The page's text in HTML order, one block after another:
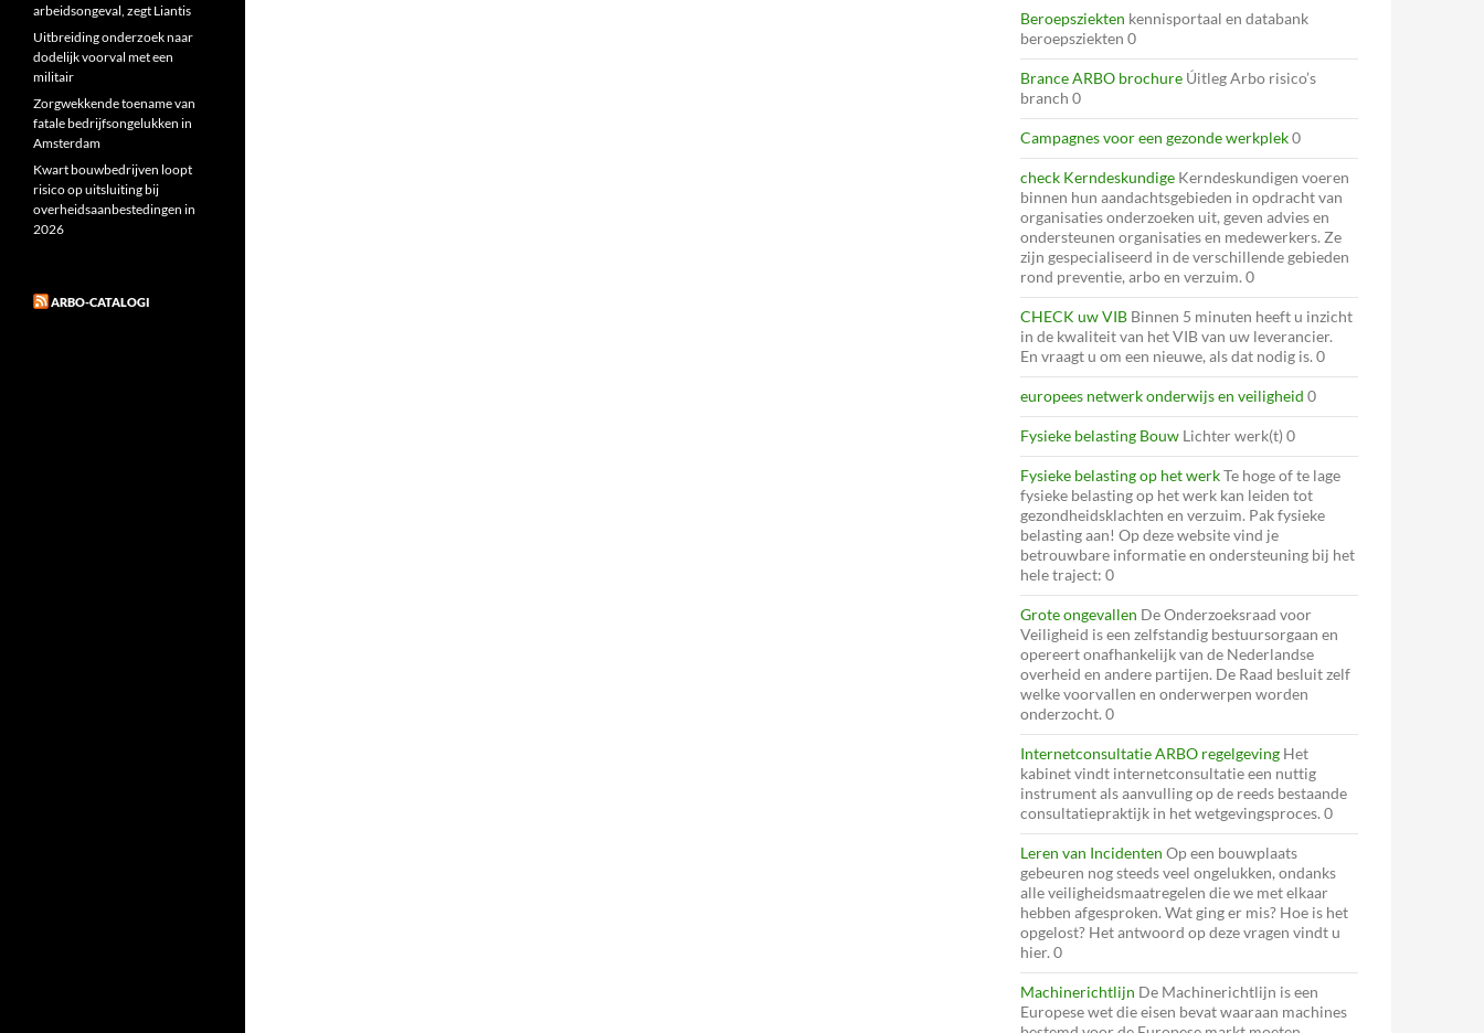
Beroepsziekten kennisportaal en databank
beroepsziekten 0
Brance ARBO brochure Úitleg Arbo risico’s
branch 0
Campagnes voor een gezonde werkplek0
check Kerndeskundige Kerndeskundigen voeren
binnen hun aandachtsgebieden in opdracht van
organisaties onderzoeken uit, geven advies en
ondersteunen organisaties en medewerkers. Ze
zijn gespecialiseerd in de verschillende gebieden
rond preventie, arbo en verzuim. 0
CHECK uw VIB Binnen 5 minuten heeft u inzicht
in de kwaliteit van het VIB van uw leverancier.
En vraagt u om een nieuwe, als dat nodig is. 0
europees netwerk onderwijs en veiligheid 0
Fysieke belasting Bouw Lichter werk(t) 0
Fysieke belasting op het werkTe hoge of te lage
fysieke belasting op het werk kan leiden tot
gezondheidsklachten en verzuim. Pak fysieke
belasting aan! Op deze website vind je
betrouwbare informatie en ondersteuning bij het
hele traject: 0
Grote ongevallen De Onderzoeksraad voor
Veiligheid is een zelfstandig bestuursorgaan en
opereert onafhankelijk van de Nederlandse
overheid en andere partijen. De Raad besluit zelf
welke voorvallen en onderwerpen worden
onderzocht. 0
Internetconsultatie ARBO regelgeving Het
kabinet vindt internetconsultatie een nuttig
instrument als aanvulling op de reeds bestaande
consultatiepraktijk in het wetgevingsproces. 0
Leren van Incidenten Op een bouwplaats
gebeuren nog steeds veel ongelukken, ondanks
alle veiligheidsmaatregelen die we met elkaar
hebben afgesproken. Wat ging er mis? Hoe is het
opgelost? Het antwoord op deze vragen vindt u
hier. 0
Machinerichtlijn De Machinerichtlijn is een
Europese wet die eisen bevat waaraan machines
arbeidsongeval, zegt Liantis
Uitbreiding onderzoek naar
dodelijk voorval met een
militair
Zorgwekkende toename van
fatale bedrijfsongelukken in
Amsterdam
Kwart bouwbedrijven loopt
risico op uitsluiting bij
overheidsaanbestedingen in
2026
ARBO-CATALOGI